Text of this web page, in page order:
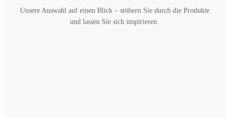
Unsere Auswahl auf einen Blick – stöbern Sie durch die Produkte
und lassen Sie sich inspirieren.